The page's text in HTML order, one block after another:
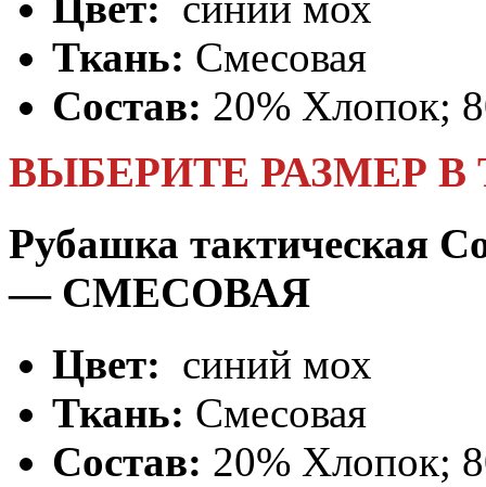
Ткань: Смесовая
Состав: 20% Хлопок;
ВЫБЕРИТЕ РАЗМЕР В
Рубашка тактическая
— СМЕСОВАЯ
Цвет: синий мох
Ткань: Смесовая
Состав: 20% Хлопок;